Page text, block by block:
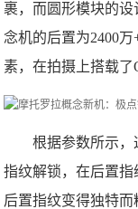
裹，而圆形模块的
念机的后置为2400
素，在拍摄上搭载了
根据参数所示
指纹解锁，在后置
后置指纹变得独特